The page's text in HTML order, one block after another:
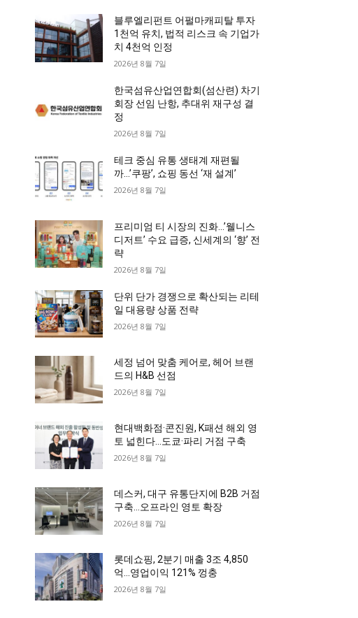
블루엘리펀트 어펄마캐피탈 투자
1천억 유치, 법적 리스크 속 기업가
치 4천억 인정
2026년 8월 7일
한국섬유산업연합회(섬산련) 차기
회장 선임 난항, 추대위 재구성 결
정
2026년 8월 7일
테크 중심 유통 생태계 재편될
까…’쿠팡’, 쇼핑 동선 ‘재 설계’
2026년 8월 7일
프리미엄 티 시장의 진화…’웰니스
디저트’ 수요 급증, 신세계의 ‘향’ 전
략
2026년 8월 7일
단위 단가 경쟁으로 확산되는 리테
일 대용량 상품 전략
2026년 8월 7일
세정 넘어 맞춤 케어로, 헤어 브랜
드의 H&B 선점
2026년 8월 7일
현대백화점·콘진원, K패션 해외 영
토 넓힌다…도쿄·파리 거점 구축
2026년 8월 7일
데스커, 대구 유통단지에 B2B 거점
구축…오프라인 영토 확장
2026년 8월 7일
롯데쇼핑, 2분기 매출 3조 4,850
억…영업이익 121% 껑충
2026년 8월 7일